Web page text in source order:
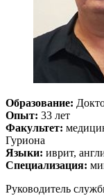
Образование:
Опыт: 33 лет
Факультет:
Гуриона
Языки: иврит,
Специализация:
Руководитель